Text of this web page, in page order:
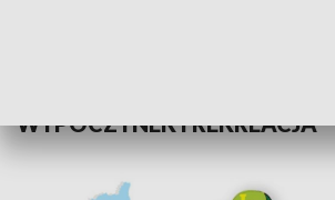
WYPOCZYNEK I REKREACJA